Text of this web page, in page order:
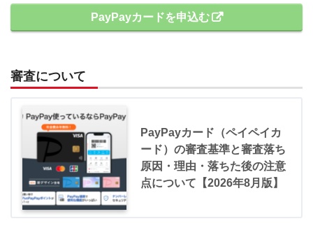
PayPayカードを申込む
審査について
PayPayカード（ペイペイカ
ード）の審査基準と審査落ち
原因・理由・落ちた後の注意
点について【2026年8月版】